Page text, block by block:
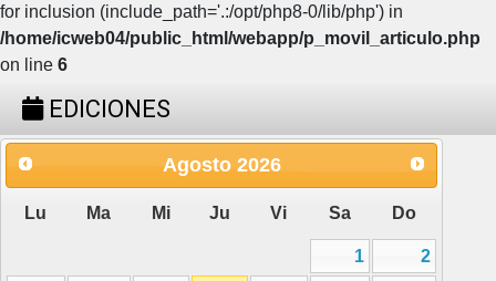
for inclusion (include_path='.:/opt/php8-0/lib/php') in
/home/icweb04/public_html/webapp/p_movil_articulo.php
on line 6
EDICIONES
Agosto 2026
Lu Ma Mi Ju Vi Sa Do
1
2